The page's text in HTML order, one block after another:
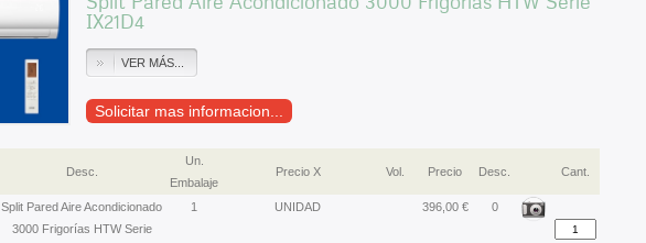
IX21D4
VER MÁS...
Solicitar mas informacion...
Desc.
Un.
Embalaje
Precio X Vol. Precio Desc. Cant.
Split Pared Aire Acondicionado
3000 Frigorías HTW Serie
1 UNIDAD 396,00 € 0